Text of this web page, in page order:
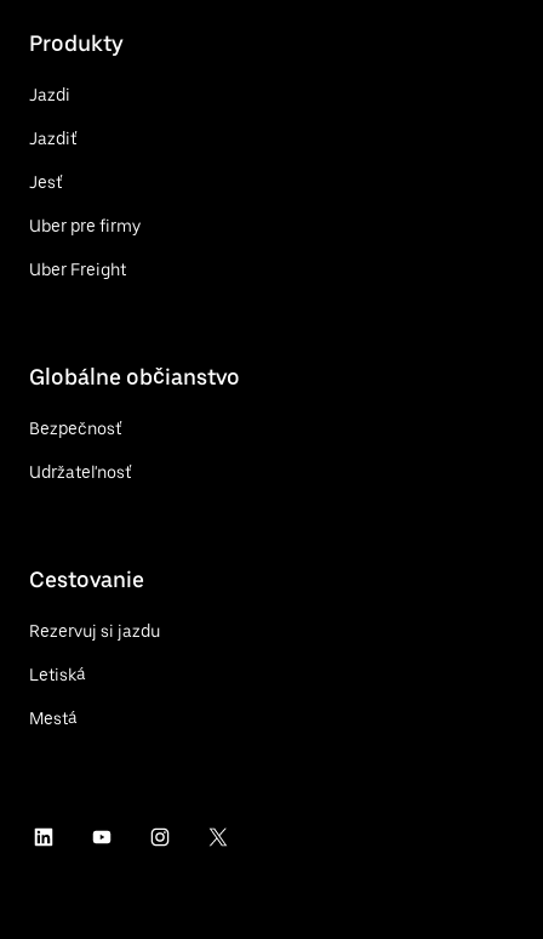
Produkty
Jazdi
Jazdiť
Jesť
Uber pre firmy
Uber Freight
Globálne občianstvo
Bezpečnosť
Udržateľnosť
Cestovanie
Rezervuj si jazdu
Letiská
Mestá